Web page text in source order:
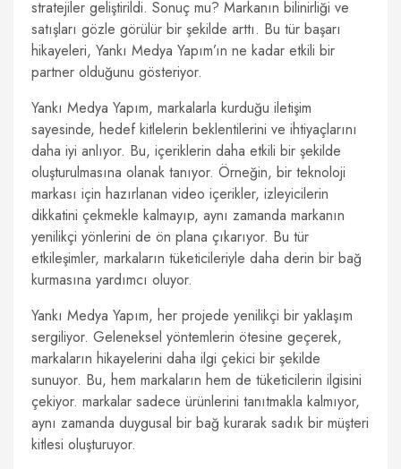
stratejiler geliştirildi. Sonuç mu? Markanın bilinirliği ve
satışları gözle görülür bir şekilde arttı. Bu tür başarı
hikayeleri, Yankı Medya Yapım’ın ne kadar etkili bir
partner olduğunu gösteriyor.
Yankı Medya Yapım, markalarla kurduğu iletişim
sayesinde, hedef kitlelerin beklentilerini ve ihtiyaçlarını
daha iyi anlıyor. Bu, içeriklerin daha etkili bir şekilde
oluşturulmasına olanak tanıyor. Örneğin, bir teknoloji
markası için hazırlanan video içerikler, izleyicilerin
dikkatini çekmekle kalmayıp, aynı zamanda markanın
yenilikçi yönlerini de ön plana çıkarıyor. Bu tür
etkileşimler, markaların tüketicileriyle daha derin bir bağ
kurmasına yardımcı oluyor.
Yankı Medya Yapım, her projede yenilikçi bir yaklaşım
sergiliyor. Geleneksel yöntemlerin ötesine geçerek,
markaların hikayelerini daha ilgi çekici bir şekilde
sunuyor. Bu, hem markaların hem de tüketicilerin ilgisini
çekiyor. markalar sadece ürünlerini tanıtmakla kalmıyor,
aynı zamanda duygusal bir bağ kurarak sadık bir müşteri
kitlesi oluşturuyor.